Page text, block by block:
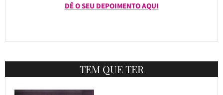
DÊ O SEU DEPOIMENTO AQUI
TEM QUE TER